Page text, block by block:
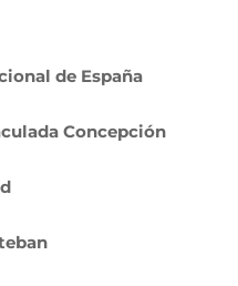
de España
Concepción